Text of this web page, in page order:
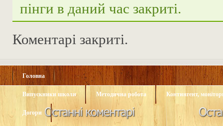
пінги в даний час закриті.
Коментарі закриті.
Головна
Випускники школи Методична робота Контингент,
Догори